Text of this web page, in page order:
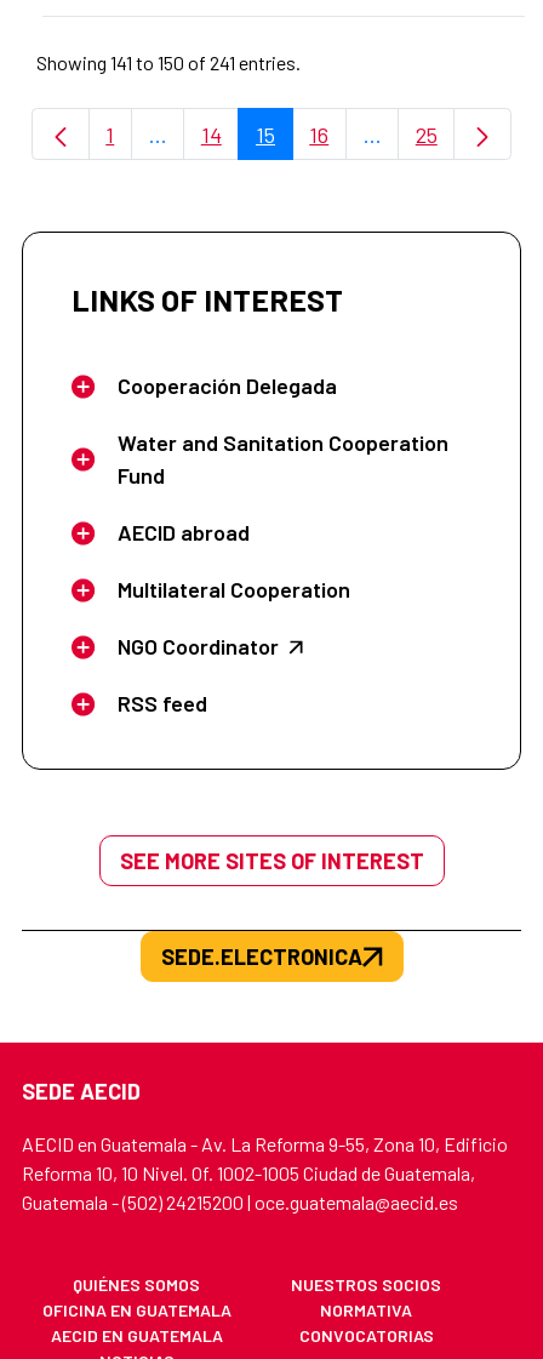
Showing 141 to 150 of 241 entries.
Page
1 ...Intermediate Pages Use TAB to navigate.
Page
14 Page
15 Page
16 ...Intermediate
Page
25
LINKS OF INTEREST
Cooperación Delegada
Water and Sanitation Cooperation
Fund
AECID abroad
Multilateral Cooperation
NGO Coordinator
RSS feed
SEE MORE SITES OF INTEREST
SEDE.ELECTRONICA
SEDE AECID
AECID en Guatemala - Av. La Reforma 9-55, Zona 10, Edificio
Reforma 10, 10 Nivel. Of. 1002-1005 Ciudad de Guatemala,
Guatemala - (502) 24215200 | oce.guatemala@aecid.es
QUIÉNES SOMOS
NUESTROS SOCIOS
OFICINA EN GUATEMALA
NORMATIVA
AECID EN GUATEMALA
CONVOCATORIAS